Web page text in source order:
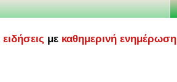
ειδήσεις με καθημερινή ενημέρωση